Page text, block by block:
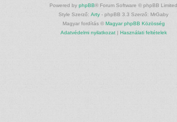
Powered by phpBB® Forum Software © phpBB Limited
Style Szerző: Arty - phpBB 3.3 Szerző: MrGaby
Magyar fordítás © Magyar phpBB Közösség
Adatvédelmi nyilatkozat| Használati feltételek